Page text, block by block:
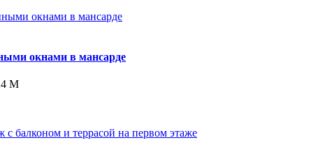
окнами в мансарде
М